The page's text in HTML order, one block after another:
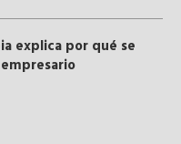
explica por qué se